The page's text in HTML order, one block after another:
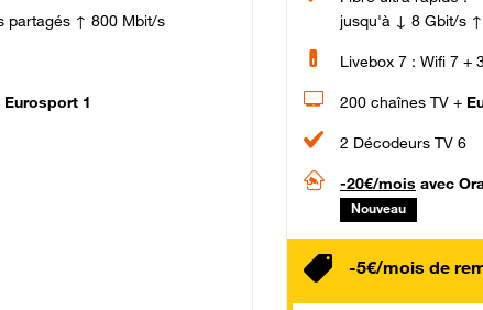
partagés ↑ 800 Mbit/s
Eurosport 1
jusqu'à ↓ 8 Gbit/s
Livebox 7 : Wifi 7 +
200 chaînes TV +
2 Décodeurs TV 6
-20€/mois avec
Nouveau
-5€/mois de